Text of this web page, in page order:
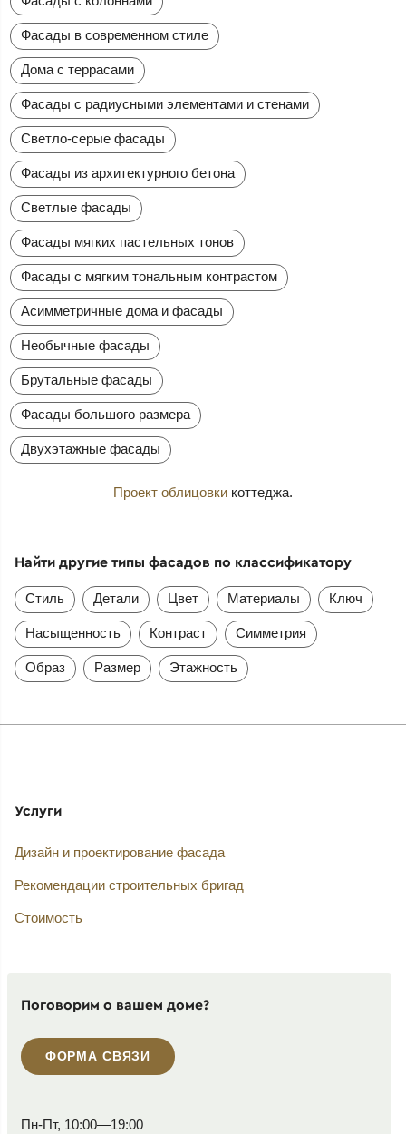
Фасады в современном стиле
Дома с террасами
Фасады с радиусными элементами и стенами
Светло-серые фасады
Фасады из архитектурного бетона
Светлые фасады
Фасады мягких пастельных тонов
Фасады с мягким тональным контрастом
Асимметричные дома и фасады
Необычные фасады
Брутальные фасады
Фасады большого размера
Двухэтажные фасады
Проект облицовки коттеджа.
Найти другие типы фасадов по классификатору
Стиль Детали Цвет Материалы Ключ
Насыщенность Контраст Симметрия
Образ Размер Этажность
Услуги
Дизайн и проектирование фасада
Рекомендации строительных бригад
Стоимость
Поговорим о вашем доме?
ФОРМА СВЯЗИ
Пн-Пт, 10:00—19:00